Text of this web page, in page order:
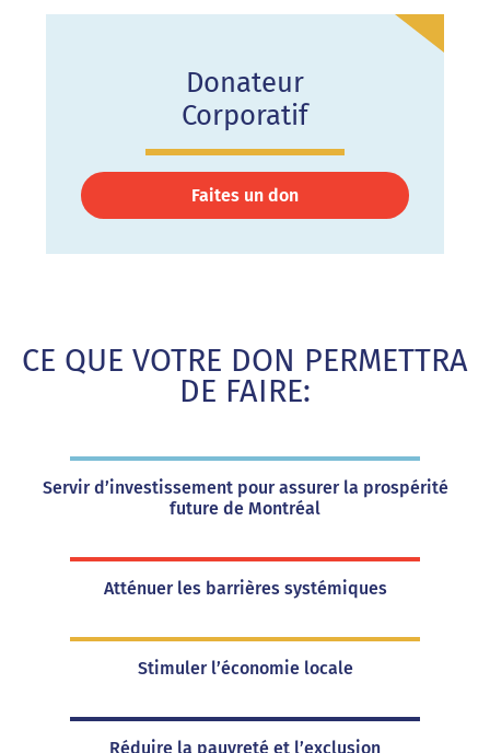
Donateur
Corporatif
Faites un don
CE QUE VOTRE DON PERMETTRA
DE FAIRE:
Servir d’investissement pour assurer la prospérité
future de Montréal
Atténuer les barrières systémiques
Stimuler l’économie locale
Réduire la pauvreté et l’exclusion